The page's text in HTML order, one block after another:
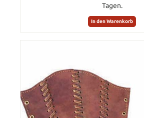
Tagen.
In den Warenkorb